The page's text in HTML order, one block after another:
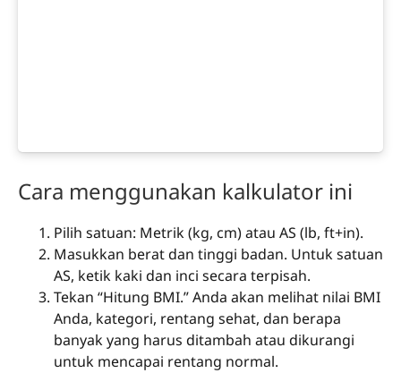
Cara menggunakan kalkulator ini
Pilih satuan: Metrik (kg, cm) atau AS (lb, ft+in).
Masukkan berat dan tinggi badan. Untuk satuan
AS, ketik kaki dan inci secara terpisah.
Tekan “Hitung BMI.” Anda akan melihat nilai BMI
Anda, kategori, rentang sehat, dan berapa
banyak yang harus ditambah atau dikurangi
untuk mencapai rentang normal.